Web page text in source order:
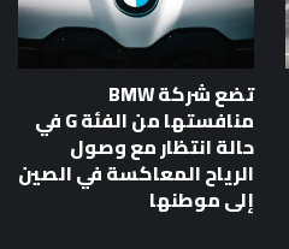
تضع شركة BMW
منافستها من الفئة G في
حالة انتظار مع وصول
الرياح المعاكسة في الصين
إلى موطنها